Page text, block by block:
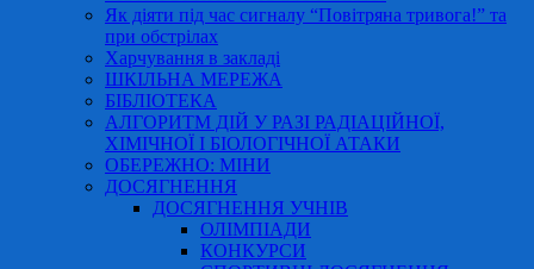
Як діяти під час сигналу “Повітряна тривога!” та
при обстрілах
Харчування в закладі
ШКІЛЬНА МЕРЕЖА
БІБЛІОТЕКА
АЛГОРИТМ ДІЙ У РАЗІ РАДІАЦІЙНОЇ,
ХІМІЧНОЇ І БІОЛОГІЧНОЇ АТАКИ
ОБЕРЕЖНО: МІНИ
ДОСЯГНЕННЯ
ДОСЯГНЕННЯ УЧНІВ
ОЛІМПІАДИ
КОНКУРСИ